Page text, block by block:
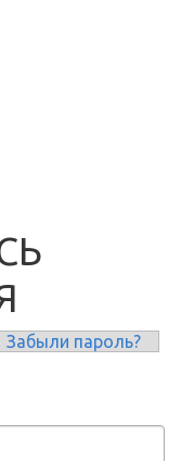
Забыли пароль?